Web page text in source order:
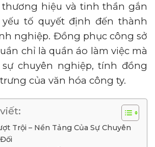
hiệu và tinh thần gắn
tố quyết định đến thành
nghiệp. Đồng phục công sở
chỉ là quần áo làm việc mà
chuyên nghiệp, tính đồng
của văn hóa công ty.
Trội – Nền Tảng Của Sự Chuyên